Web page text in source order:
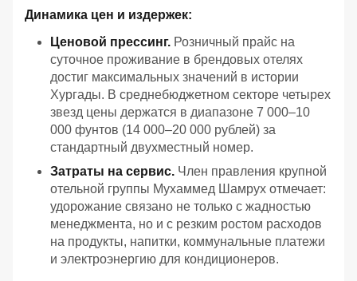
Динамика цен и издержек:
Ценовой прессинг. Розничный прайс на
суточное проживание в брендовых отелях
достиг максимальных значений в истории
Хургады. В среднебюджетном секторе четырех
звезд цены держатся в диапазоне 7 000–10
000 фунтов (14 000–20 000 рублей) за
стандартный двухместный номер.
Затраты на сервис. Член правления крупной
отельной группы Мухаммед Шамрух отмечает:
удорожание связано не только с жадностью
менеджмента, но и с резким ростом расходов
на продукты, напитки, коммунальные платежи
и электроэнергию для кондиционеров.